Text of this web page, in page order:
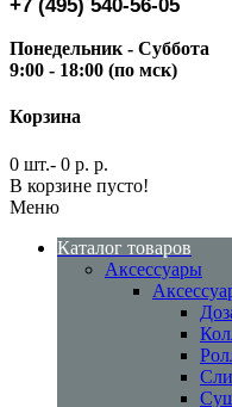
+7 (495) 540-56-05
Понедельник - Суббота
9:00 - 18:00 (по мск)
Корзина
0 шт.- 0 р. р.
В корзине пусто!
Меню
Каталог товаров
Аксессуары